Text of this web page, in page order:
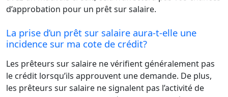
d’approbation pour un prêt sur salaire.
La prise d’un prêt sur salaire aura-t-elle une
incidence sur ma cote de crédit?
Les prêteurs sur salaire ne vérifient généralement pas
le crédit lorsqu’ils approuvent une demande. De plus,
les prêteurs sur salaire ne signalent pas l’activité de